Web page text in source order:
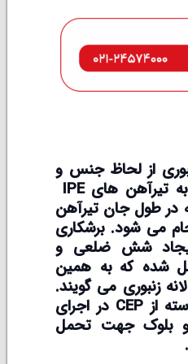
از لحاظ جنس و
به تیرآهن هایIPE
در طول جان تیرآهن
می شود. برشکاری
شش ضلعی و
شده که به همین
زنبوری می گویند.
مصرف بیشتر این دسته از CEP در اجرای
بلوک جهت تحمل